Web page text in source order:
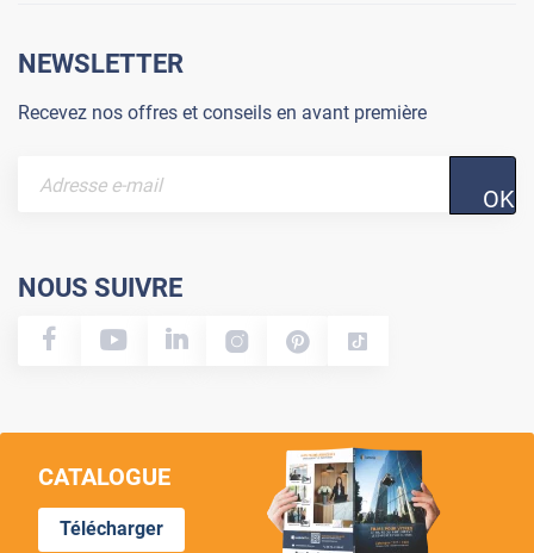
NEWSLETTER
Recevez nos offres et conseils en avant première
OK
NOUS SUIVRE
CATALOGUE
Télécharger